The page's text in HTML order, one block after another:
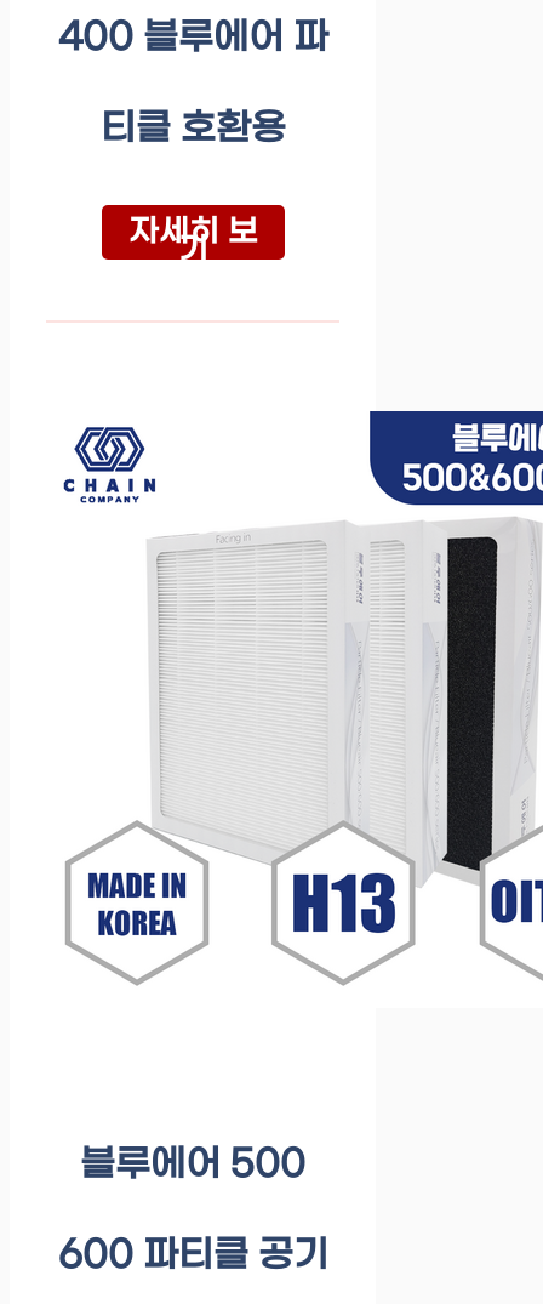
400 블루에어 파
티클 호환용
자세히 보
기
블루에어 500
600 파티클 공기